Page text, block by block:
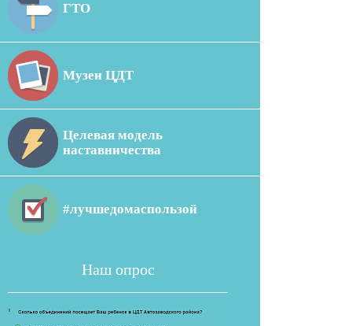
ГТО
Музеи ЦДТ
Целевая модель
наставничества
#лучшедомаспользой
Наш опрос